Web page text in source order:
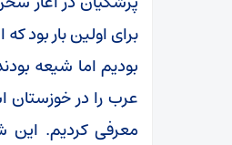
برای اولین بار بود
بودیم اما شیعه
عرب را در خوزستان
معرفی کردیم. این